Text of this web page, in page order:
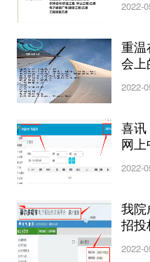
2022-
重
会
2022-
喜讯
网上
2022-
我
招投
2022-